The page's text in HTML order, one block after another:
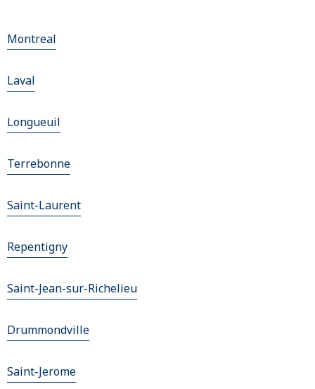
Montreal
Laval
Longueuil
Terrebonne
Saint-Laurent
Repentigny
Saint-Jean-sur-Richelieu
Drummondville
Saint-Jerome